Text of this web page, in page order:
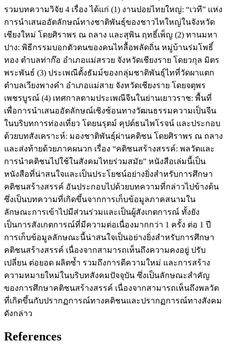
รวมบทความวิจัย 4 เรื่อง ได้แก่ (1) งานปอยไทยใหญ่: “เวที” แห่ง
การนำเสนออัตลักษณ์ทางชาติพันธุ์ของชาวไทใหญ่ในจังหวัด
เชียงใหม่ โดยศิราพร ณ ถลาง และสุพิน ฤทธิ์เพ็ญ (2) ทานมหา
ปาง: พิธีกรรมบอกตัวตนของคนไทลื้อพลัดถิ่น หมู่บ้านร่มโพธิ์
ทอง ตำบลท่าก๊อ อำเภอแม่สรวย จังหวัดเชียงราย โดยวกุล มิตร
พระพันธ์ (3) ประเพณีตั้งธัมม์ของกลุ่มชาติพันธุ์ไทที่วัดผาแตก
ตำบลเวียงพางคำ อำเภอแม่สาย จังหวัดเชียงราย โดยจตุพร
เพชรบูรณ์ (4) เทศกาลตามประเพณีจีนในย่านเยาวราช: พื้นที่
เพื่อการนำเสนออัตลักษณ์เชิงซ้อนทางวัฒนธรรมความเป็นจีน
ในบริบทการท่องเที่ยว โดยนรุตม์ คุปต์ธนไพโรจน์ และประกอบ
ด้วยบทสังเคราะห์: มองชาติพันธุ์ผ่านคติชน โดยศิราพร ณ ถลาง
และส่งท้ายด้วยภาคผนวก เรื่อง “คติชนสร้างสรรค์: พลวัตและ
การนำคติชนไปใช้ในสังคมไทยร่วมสมัย” หนังสือเล่มนี้เป็น
หนังสือที่น่าสนใจและเป็นประโยชน์อย่างยิ่งสำหรับการศึกษา
คติชนสร้างสรรค์ อันประกอบไปด้วยบทความที่กล่าวไปข้างต้น
ซึ่งเป็นบทความที่เกิดขึ้นจากการเก็บข้อมูลภาคสนามใน
ลักษณะการเข้าไปมีส่วนร่วมและเป็นผู้สังเกตการณ์ ทั้งยัง
เป็นการสังเกตการณ์ที่มีความต่อเนื่องมากกว่า 1 ครั้ง ต่อ 1 ปี
การเก็บข้อมูลลักษณะนี้น่าสนใจเป็นอย่างยิ่งสำหรับการศึกษา
คติชนสร้างสรรค์ เนื่องจากสามารถเห็นถึงความคงอยู่ ปรับ
เปลี่ยน ต่อยอด ผลิตซ้ำ รวมถึงการตีความใหม่ และการสร้าง
ความหมายใหม่ในบริบทสังคมปัจจุบัน ซึ่งเป็นลักษณะสำคัญ
ของการศึกษาคติชนสร้างสรรค์ เนื่องจากสามารถเห็นถึงพลวัต
ที่เกิดขึ้นกับปรากฏการณ์ทางคติชนและปรากฏการณ์ทางสังคม
ดังกล่าว
References